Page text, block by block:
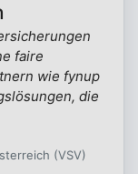
faire
wie fynup
die
(VSV)